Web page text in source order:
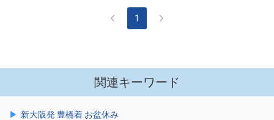
1
関連キーワード
新大阪発 豊橋着 お盆休み